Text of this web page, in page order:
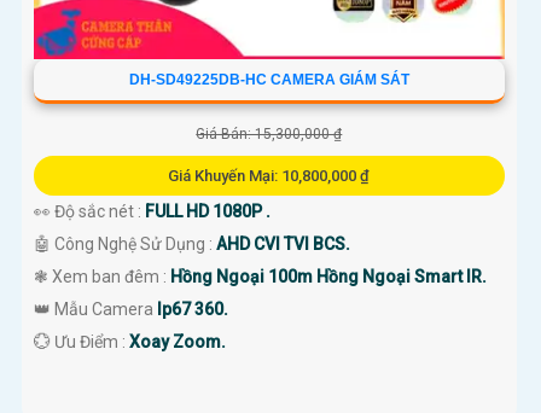
DH-SD49225DB-HC CAMERA GIÁM SÁT
Giá Bán: 15,300,000 ₫
Giá Khuyến Mại: 10,800,000 ₫
👀 Độ sắc nét : FULL HD 1080P .
🤖️ Công Nghệ Sử Dụng : AHD CVI TVI BCS.
❃ Xem ban đêm : Hồng Ngoại 100m Hồng Ngoại Smart IR.
👑 Mẫu Camera Ip67 360.
️💮 Ưu Điểm : Xoay Zoom.